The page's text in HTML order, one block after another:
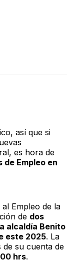
así que si
es hora de
de Empleo en
Empleo de la
de dos
alcaldía Benito
este 2025. La
de su cuenta de
hrs.